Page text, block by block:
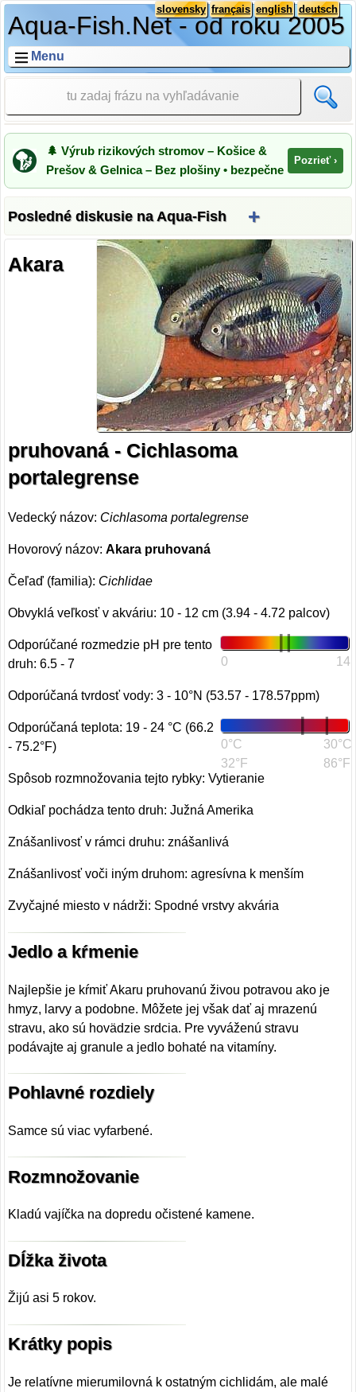
Aqua-Fish.Net - od roku 2005
deutsch
english
français
slovensky
Menu
🌲 Výrub rizikových stromov – Košice &
Prešov & Gelnica – Bez plošiny • bezpečne
Pozrieť ›
Posledné diskusie na Aqua-Fish +
Akara
pruhovaná - Cichlasoma
portalegrense
Vedecký názov: Cichlasoma portalegrense
Hovorový názov:Akara pruhovaná
Čeľaď (familia): Cichlidae
Obvyklá veľkosť v akváriu: 10 - 12 cm (3.94 - 4.72 palcov)
0 14
Odporúčané rozmedzie pH pre tento
druh: 6.5 - 7
Odporúčaná tvrdosť vody: 3 - 10°N (53.57 - 178.57ppm)
0°C
32°F
30°C
86°F
Odporúčaná teplota: 19 - 24 °C (66.2
- 75.2°F)
Spôsob rozmnožovania tejto rybky: Vytieranie
Odkiaľ pochádza tento druh: Južná Amerika
Znášanlivosť v rámci druhu: znášanlivá
Znášanlivosť voči iným druhom: agresívna k menším
Zvyčajné miesto v nádrži: Spodné vrstvy akvária
Jedlo a kŕmenie
Najlepšie je kŕmiť Akaru pruhovanú živou potravou ako je
hmyz, larvy a podobne. Môžete jej však dať aj mrazenú
stravu, ako sú hovädzie srdcia. Pre vyváženú stravu
podávajte aj granule a jedlo bohaté na vitamíny.
Pohlavné rozdiely
Samce sú viac vyfarbené.
Rozmnožovanie
Kladú vajíčka na dopredu očistené kamene.
Dĺžka života
Žijú asi 5 rokov.
Krátky popis
Je relatívne mierumilovná k ostatným cichlidám, ale malé